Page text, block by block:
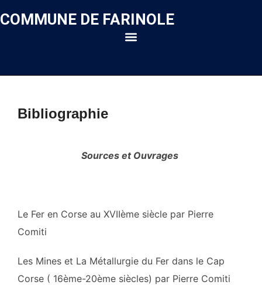
COMMUNE DE FARINOLE
Bibliographie
Sources et Ouvrages
Le Fer en Corse au XVIIème siècle par Pierre
Comiti
Les Mines et La Métallurgie du Fer dans le Cap
Corse ( 16ème-20ème siècles) par Pierre Comiti